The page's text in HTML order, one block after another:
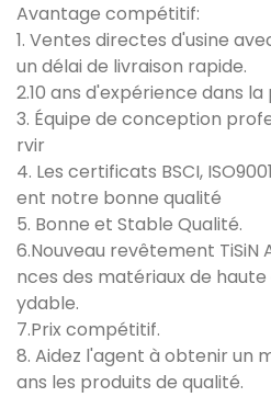
Avantage compétitif:
1. Ventes directes d'usine
un délai de livraison rapide.
2.10 ans d'expérience dans
3. Équipe de conception
rvir
4. Les certificats BSCI,
ent notre bonne qualité
5. Bonne et Stable Qualité.
6.Nouveau revêtement
nces des matériaux de
ydable.
7.Prix compétitif.
8. Aidez l'agent à obtenir un
ans les produits de qualité.